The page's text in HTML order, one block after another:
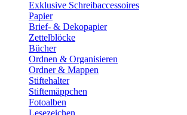
Exklusive Schreibaccessoires
Papier
Brief- & Dekopapier
Zettelblöcke
Bücher
Ordnen & Organisieren
Ordner & Mappen
Stiftehalter
Stiftemäppchen
Fotoalben
Lesezeichen